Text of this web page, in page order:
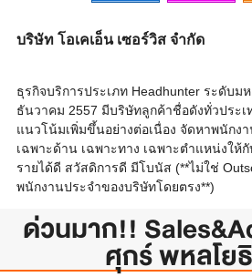
บริษัท โอเคเอ็น เซอร์วิส จำกัด
ธุรกิจบริการประเภท Headhunter ระดับม
ธันวาคม 2557 มีบริษัทลูกค้าชื่อดังทั่วประเ
แนวโน้มเพิ่มขึ้นอย่างต่อเนื่อง จัดหาพนักง
เฉพาะด้าน เฉพาะทาง เฉพาะตำแหน่งให้
รายได้ดี สวัสดิการดี มีโบนัส (**ไม่ใช่
พนักงานประจำของบริษัทโดยตรง**)
ด่วนมาก!!
ศุกร์ พหลโย